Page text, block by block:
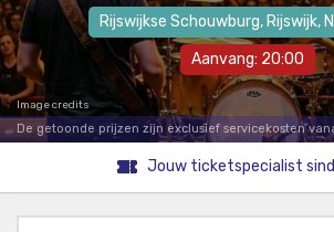
Rijswijkse Schouwburg, Rijswijk,
Aanvang: 20:00
Image credits
De getoonde prijzen zijn exclusief servicekosten
Jouw ticketspecialist